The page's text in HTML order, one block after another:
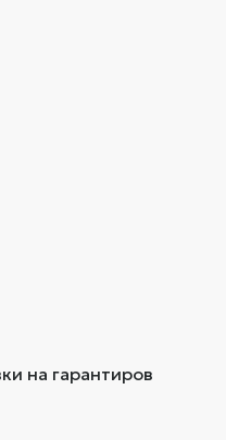
на гарантиров